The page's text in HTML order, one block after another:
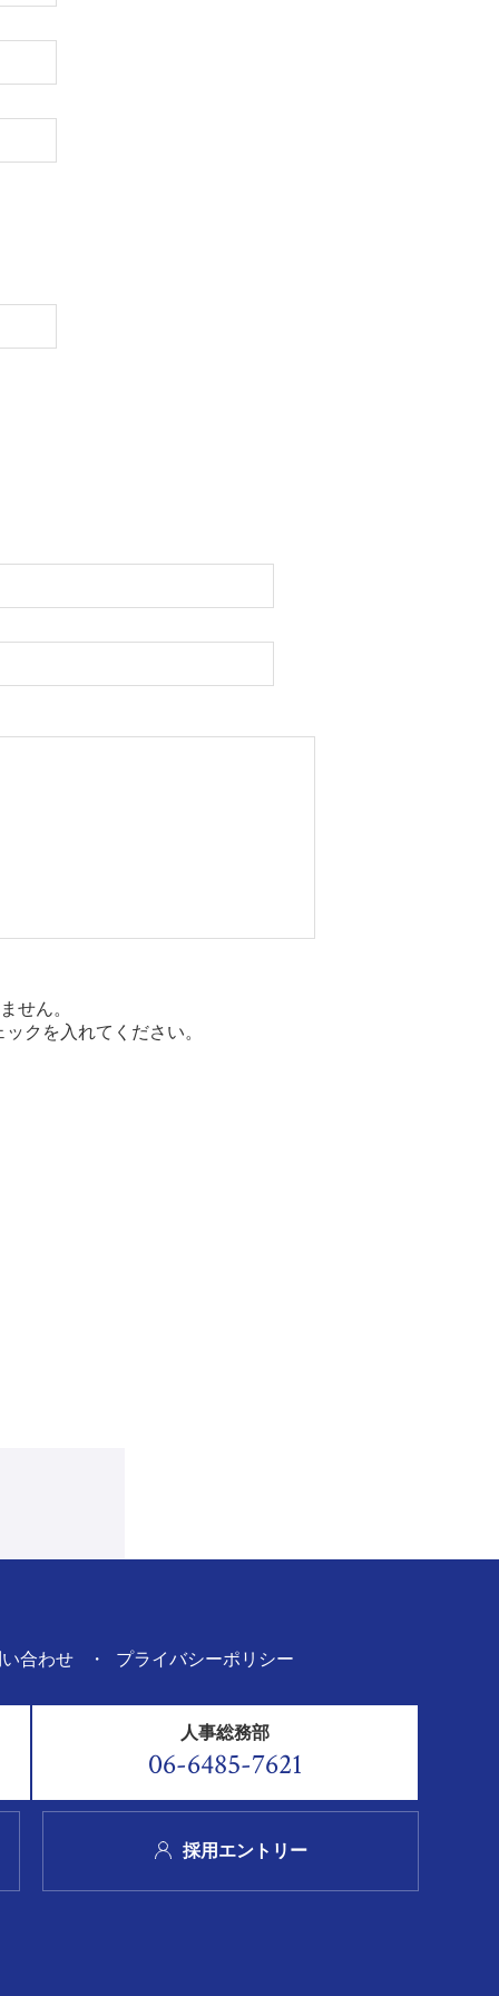
せん。
クを入れてください。
合わせ プライバシーポリシー
人事総務部
06-6485-7621
採用エントリー